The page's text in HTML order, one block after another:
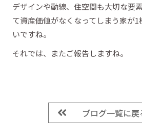
デザインや動線、住空間も大切な要
て資産価値がなくなってしまう家が
いですね。
それでは、またご報告しますね。
ブログ一覧に戻